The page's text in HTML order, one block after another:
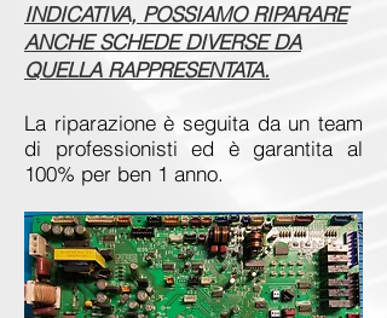
INDICATIVA, POSSIAMO RIPARARE
ANCHE SCHEDE DIVERSE DA
QUELLA RAPPRESENTATA.
La riparazione è seguita da un team
di professionisti ed è garantita al
100% per ben 1 anno.